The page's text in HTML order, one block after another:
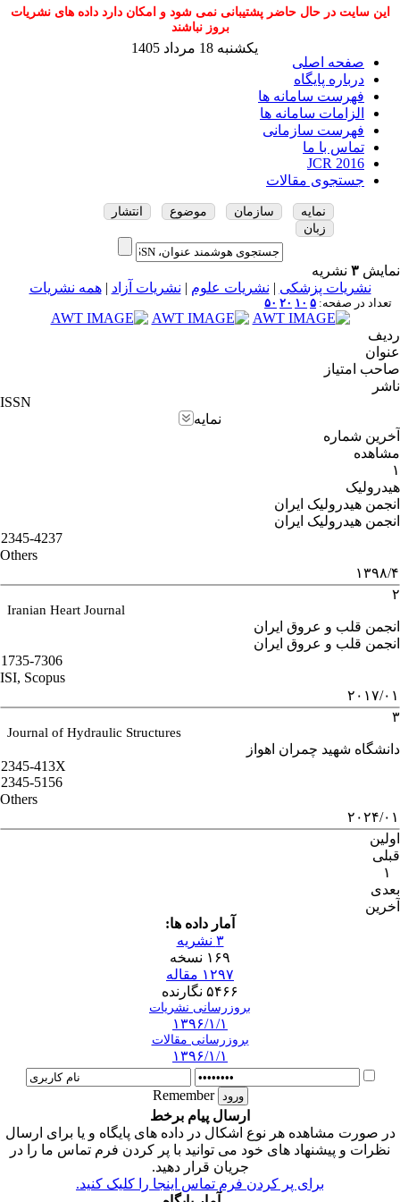
این سایت در حال حاضر پشتیبانی نمی شود و امکان دارد داده های نشریات
بروز نباشند
صفحه اصلی
درباره پایگاه
فهرست سامانه ها
الزامات سامانه ها
فهرست سازمانی
تماس با ما
JCR 2016
جستجوی مقالات
یکشنبه 18 مرداد 1405
نمایه سازمان موضوع
انتشار
زبان
نمایش ۳ نشریه
نشریات پزشکی | نشریات علوم | نشریات آزاد |همه نشریات
تعداد در صفحه: ۵ ۱۰ ۲۰ ۵۰
ردیف
عنوان
صاحب امتیاز
ناشر
ISSN
نمایه
آخرین شماره
مشاهده
۱
هیدرولیک
انجمن هیدرولیک ایران
انجمن هیدرولیک ایران
2345-4237
Others
۱۳۹۸/۴
۲
Iranian Heart Journal
انجمن قلب و عروق ایران
انجمن قلب و عروق ایران
1735-7306
ISI, Scopus
۲۰۱۷/۰۱
۳
Journal of Hydraulic Structures
دانشگاه شهید چمران اهواز
2345-413X
2345-5156
Others
۲۰۲۴/۰۱
اولین
قبلی
۱
بعدی
آخرین
آمار داده ها:
۳ نشریه
۱۶۹ نسخه
۱۲۹۷ مقاله
۵۴۶۶ نگارنده
بروزرسانی نشریات
۱۳۹۶/۱/۱
بروزرسانی مقالات
۱۳۹۶/۱/۱
Remember
ارسال پیام برخط
در صورت مشاهده هر نوع اشکال در داده های پایگاه و یا برای ارسال
نظرات و پیشنهاد های خود می توانید با پر کردن فرم تماس ما را در
جریان قرار دهید.
برای پر کردن فرم تماس اینجا را کلیک کنید.